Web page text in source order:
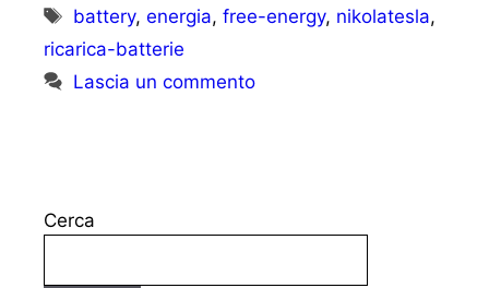
Tag
battery,energia,free-energy, nikolatesla,
ricarica-batterie
Lascia un commento
Cerca